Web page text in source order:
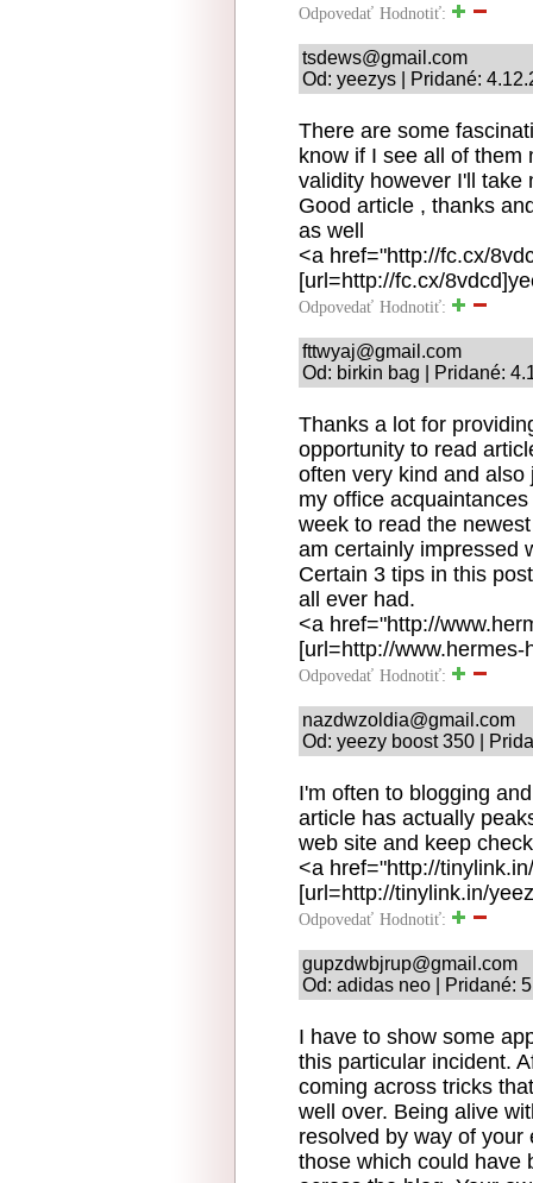
Odpovedať Hodnotiť:
tsdews@gmail.com
Od: yeezys | Pridané:
There are some
know if I see all of them
validity however I'll take
Good article , thanks
as well
<a href="http://fc.cx/
[url=http://fc.cx/
Odpovedať Hodnotiť:
fttwyaj@gmail.com
Od: birkin bag | Pridané:
Thanks a lot for
opportunity to read
often very kind and
my office
week to read the
am certainly impressed
Certain 3 tips in this
all ever had.
<a href="http://
[url=http://
Odpovedať Hodnotiť:
nazdwzoldia@gmail.com
Od: yeezy boost 350 |
I'm often to blogging
article has actually
web site and keep
<a href="http://
[url=http://tinylink.in/
Odpovedať Hodnotiť:
gupzdwbjrup@gmail.com
Od: adidas neo | Pridané:
I have to show some
this particular incident.
coming across tricks
well over. Being alive
resolved by way of
those which could have